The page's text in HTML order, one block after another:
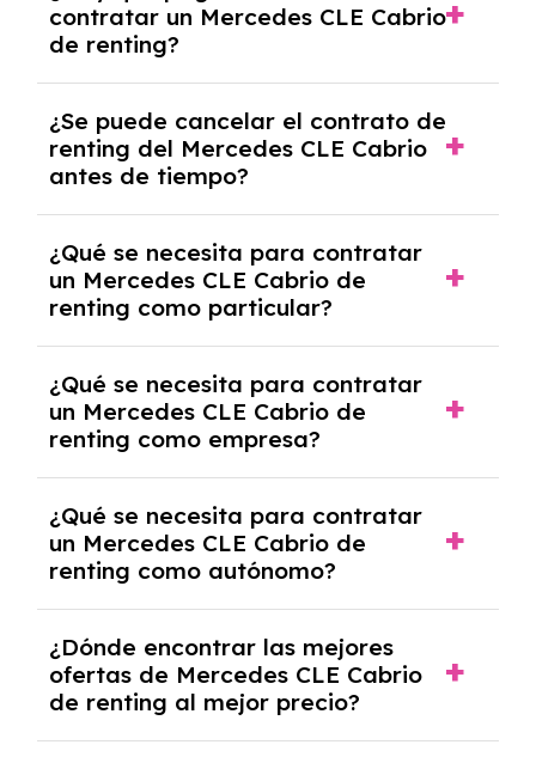
riesgo sin franquicia incluido dentro de las
cuotas mensuales.
contratar un Mercedes CLE Cabrio
de renting?
tendrás que pagar ningún tipo de entrada
salvo en casos que lo exija el proveedor
debido al resultado del estudio de viabilidad
económica.
¿Se puede cancelar el contrato de
renting del Mercedes CLE Cabrio
antes de tiempo?
pero puede haber penalizaciones por
cancelación anticipada. Es importante revisar
las condiciones del contrato y hablar con un
experto que te asesore.
¿Qué se necesita para contratar
un Mercedes CLE Cabrio de
renting como particular?
y, en algunos casos, una consulta de solvencia
crediticia y un pago inicial.
¿Qué se necesita para contratar
un Mercedes CLE Cabrio de
renting como empresa?
documentación financiera y, en algunos
casos, un informe de solvencia de la empresa
y un pago inicial.
¿Qué se necesita para contratar
un Mercedes CLE Cabrio de
renting como autónomo?
autónomos, justificante de ingresos y, en
algunos casos, un informe fiscal y un pago
inicial.
¿Dónde encontrar las mejores
ofertas de Mercedes CLE Cabrio
de renting al mejor precio?